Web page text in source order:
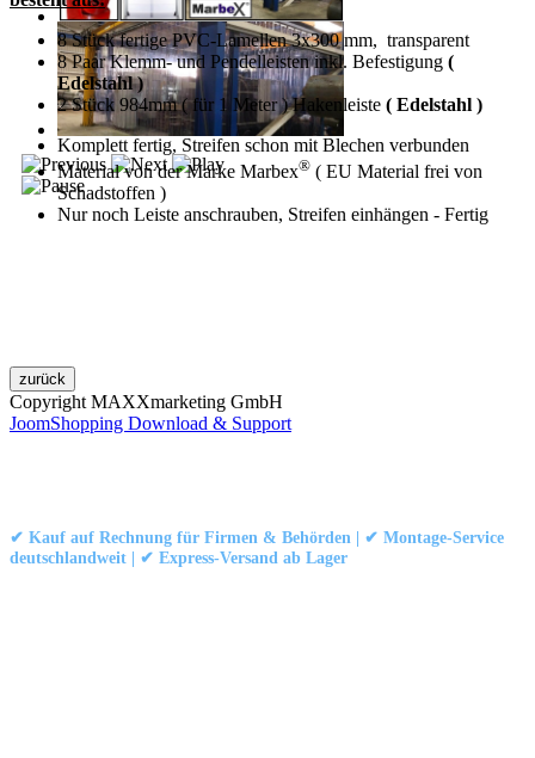
8 Stück fertige PVC-Lamellen 3x300 mm, transparent
8 Paar Klemm- und Pendelleisten inkl. Befestigung (
Edelstahl )
2 Stück 984mm ( für 1 Meter ) Hakenleiste ( Edelstahl )
Komplett fertig, Streifen schon mit Blechen verbunden
Material von der Marke Marbex® ( EU Material frei von
Schadstoffen )
Nur noch Leiste anschrauben, Streifen einhängen - Fertig
Copyright MAXXmarketing GmbH
JoomShopping Download & Support
✔ Kauf auf Rechnung für Firmen & Behörden | ✔ Montage-Service
deutschlandweit | ✔ Express-Versand ab Lager